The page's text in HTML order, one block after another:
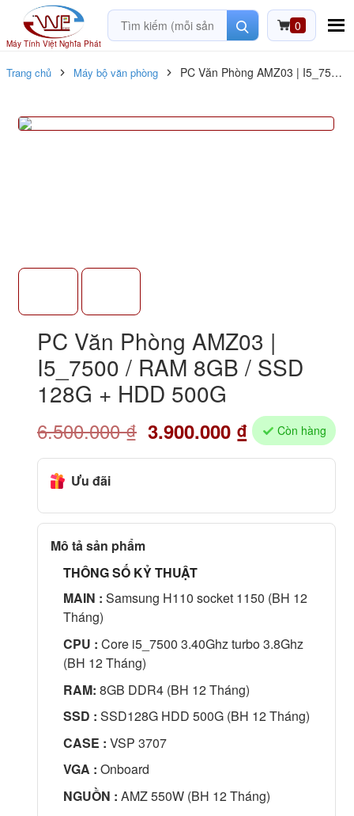
Máy Tính Việt Nghĩa Phát
0
Trang chủ Máy bộ văn phòng
PC Văn Phòng AMZ03 | I5_7500
PC Văn Phòng AMZ03 |
I5_7500 / RAM 8GB / SSD
128G + HDD 500G
6.500.000₫ 3.900.000 ₫ Còn hàng
Ưu đãi
Mô tả sản phẩm
THÔNG SỐ KỶ THUẬT
MAIN : Samsung H110 socket 1150 (BH 12
Tháng)
CPU : Core i5_7500 3.40Ghz turbo 3.8Ghz
(BH 12 Tháng)
RAM: 8GB DDR4 (BH 12 Tháng)
SSD : SSD128G HDD 500G (BH 12 Tháng)
CASE : VSP 3707
VGA : Onboard
NGUỒN : AMZ 550W (BH 12 Tháng)